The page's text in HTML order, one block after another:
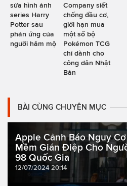
sửa hình ảnh
series Harry
Potter sau
phản ứng của
người hâm mộ
Company siết
chống đầu cơ,
giới hạn mua
một số bộ
Pokémon TCG
chỉ dành cho
công dân Nhật
Bản
BÀI CÙNG CHUYÊN MỤC
Apple Cảnh Báo Nguy
Mềm Gián Điệp Cho
98 Quốc Gia
12/07/2024 20:14